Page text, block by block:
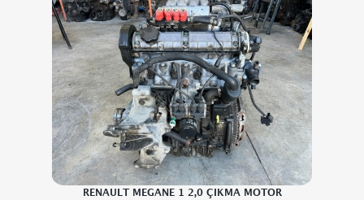
RENAULT MEGANE 1 2,0 ÇIKMA MOTOR